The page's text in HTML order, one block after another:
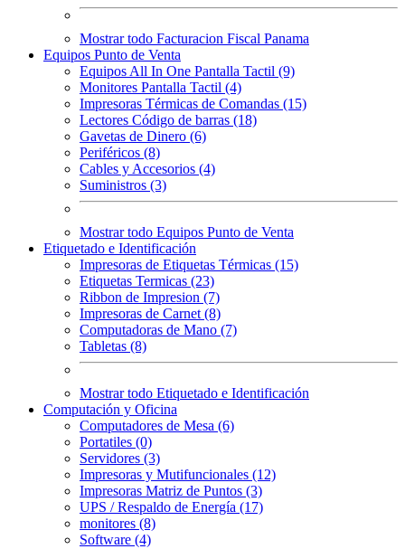
Mostrar todo Facturacion Fiscal Panama
Equipos Punto de Venta
Equipos All In One Pantalla Tactil (9)
Monitores Pantalla Tactil (4)
Impresoras Térmicas de Comandas (15)
Lectores Código de barras (18)
Gavetas de Dinero (6)
Periféricos (8)
Cables y Accesorios (4)
Suministros (3)
Mostrar todo Equipos Punto de Venta
Etiquetado e Identificación
Impresoras de Etiquetas Térmicas (15)
Etiquetas Termicas (23)
Ribbon de Impresion (7)
Impresoras de Carnet (8)
Computadoras de Mano (7)
Tabletas (8)
Mostrar todo Etiquetado e Identificación
Computación y Oficina
Computadores de Mesa (6)
Portatiles (0)
Servidores (3)
Impresoras y Mutifuncionales (12)
Impresoras Matriz de Puntos (3)
UPS / Respaldo de Energía (17)
monitores (8)
Software (4)